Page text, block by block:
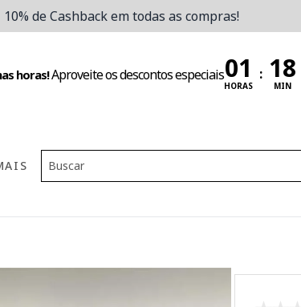
10% de Cashback em todas as compras!
horas!Aproveite os descontos especiais
HORAS
:
MIN